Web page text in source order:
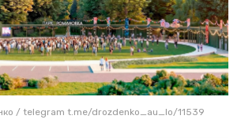
/ telegram t.me/drozdenko_au_lo/11539